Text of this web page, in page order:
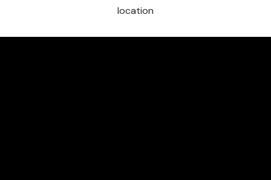
location